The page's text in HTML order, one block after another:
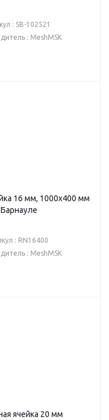
: SB-102521
: MeshMSK
16 мм, 1000х400 мм
: RN16400
: MeshMSK
ячейка 20 мм